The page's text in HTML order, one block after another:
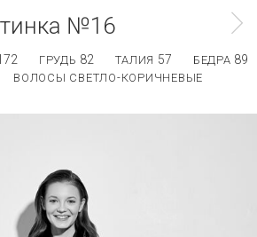
№16
ГРУДЬ 82 ТАЛИЯ 57 БЕДРА 89
ВОЛОСЫ СВЕТЛО-КОРИЧНЕВЫЕ